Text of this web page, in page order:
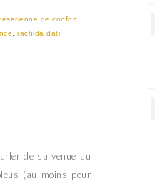
de confort
,rachida dati
de sa venue au
(au moins pour